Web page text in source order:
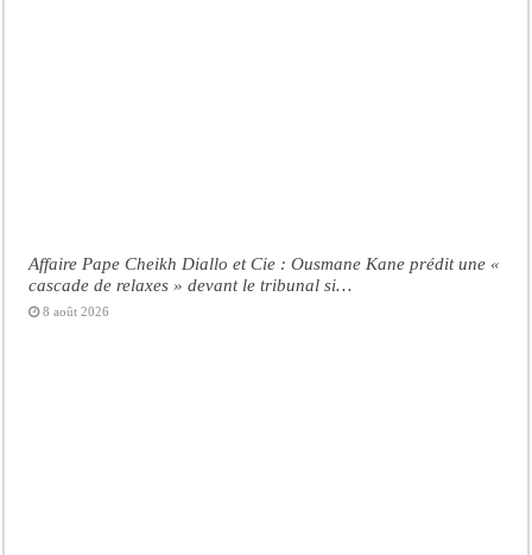
Affaire Pape Cheikh Diallo et Cie : Ousmane Kane prédit une «
cascade de relaxes » devant le tribunal si…
8 août 2026